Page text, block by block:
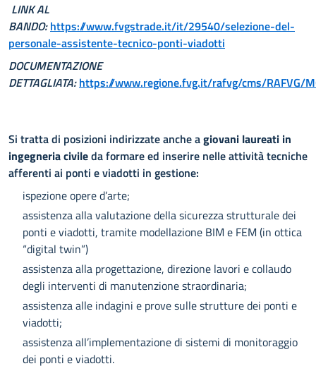
LINK AL
BANDO: https://www.fvgstrade.it/it/29540/selezione-del-
personale-assistente-tecnico-ponti-viadotti
DOCUMENTAZIONE
DETTAGLIATA: https://www.regione.fvg.it/rafvg/cms/RAFVG/
Si tratta di posizioni indirizzate anche agiovani laureati in
ingegneria civileda formare ed inserire nelle attività tecniche
afferenti ai ponti e viadotti in gestione:
ispezione opere d’arte;
assistenza alla valutazione della sicurezza strutturale dei
ponti e viadotti, tramite modellazione BIM e FEM (in ottica
“digital twin”)
assistenza alla progettazione, direzione lavori e collaudo
degli interventi di manutenzione straordinaria;
assistenza alle indagini e prove sulle strutture dei ponti e
viadotti;
assistenza all’implementazione di sistemi di monitoraggio
dei ponti e viadotti.